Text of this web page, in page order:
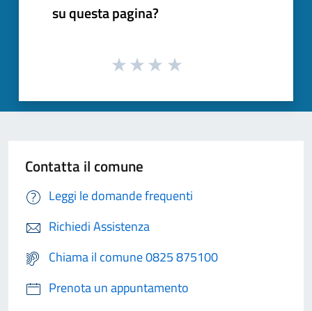
su questa pagina?
Contatta il comune
Leggi le domande frequenti
Richiedi Assistenza
Chiama il comune 0825 875100
Prenota un appuntamento